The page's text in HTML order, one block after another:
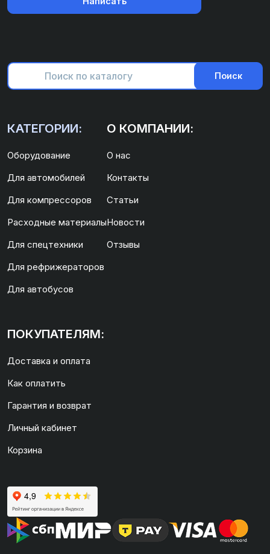
Поиск
КАТЕГОРИИ:
Оборудование
Для автомобилей
Для компрессоров
Расходные материалы
Для спецтехники
Для рефрижераторов
Для автобусов
О КОМПАНИИ:
О нас
Контакты
Статьи
Новости
Отзывы
ПОКУПАТЕЛЯМ:
Доставка и оплата
Как оплатить
Гарантия и возврат
Личный кабинет
Корзина